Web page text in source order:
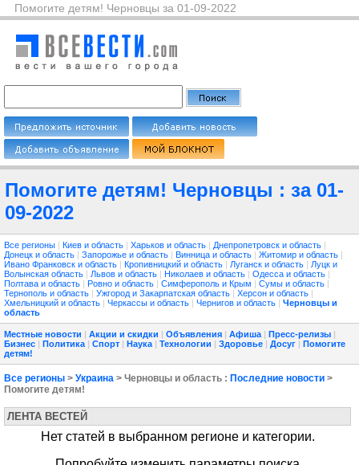
Помогите детям! Черновцы за 01-09-2022
Помогите детям! Черновцы : за 01-
09-2022
Все регионы | Киев и область | Харьков и область | Днепропетровск и область |
Донецк и область | Запорожье и область | Винница и область | Житомир и область |
Ивано Франковск и область | Кропивницкий и область | Луганск и область | Луцк и
Волынская область | Львов и область | Николаев и область | Одесса и область |
Полтава и область | Ровно и область | Симферополь и Крым | Сумы и область |
Тернополь и область | Ужгород и Закарпатская область | Херсон и область |
Хмельницкий и область | Черкассы и область | Чернигов и область | Черновцы и
область
Местные новости | Акции и скидки | Объявления | Афиша | Пресс-релизы |
Бизнес | Политика | Спорт | Наука | Технологии | Здоровье | Досуг | Помогите
детям!
Все регионы > Украина > Черновцы и область : Последние новости >
Помогите детям!
ЛЕНТА ВЕСТЕЙ
Нет статей в выбранном регионе и категории.